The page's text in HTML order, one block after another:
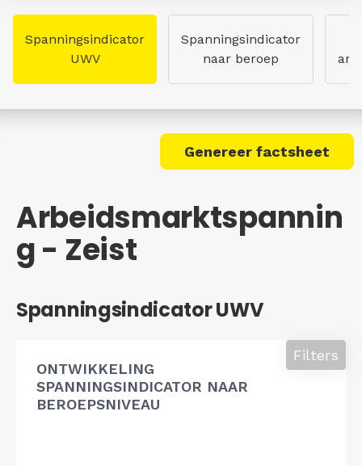
Spanningsindicator
UWV
Spanningsindicator
naar beroep
Genereer factsheet
Arbeidsmarktspannin
g - Zeist
Spanningsindicator UWV
ONTWIKKELING
SPANNINGSINDICATOR NAAR
BEROEPSNIVEAU
Filters